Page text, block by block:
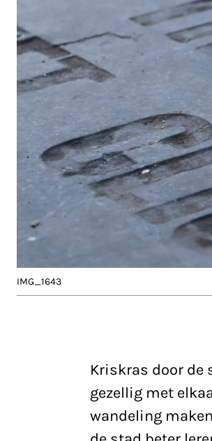
IMG_1643
Kriskras door de
gezellig met
wandeling